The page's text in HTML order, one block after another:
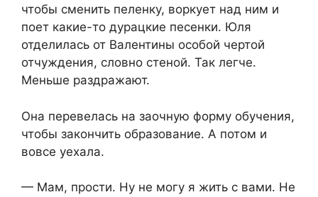
чтобы сменить пеленку, воркует над ним и
поет какие-то дурацкие песенки. Юля
отделилась от Валентины особой чертой
отчуждения, словно стеной. Так легче.
Меньше раздражают.
Она перевелась на заочную форму обучения,
чтобы закончить образование. А потом и
вовсе уехала.
— Мам, прости. Ну не могу я жить с вами. Не